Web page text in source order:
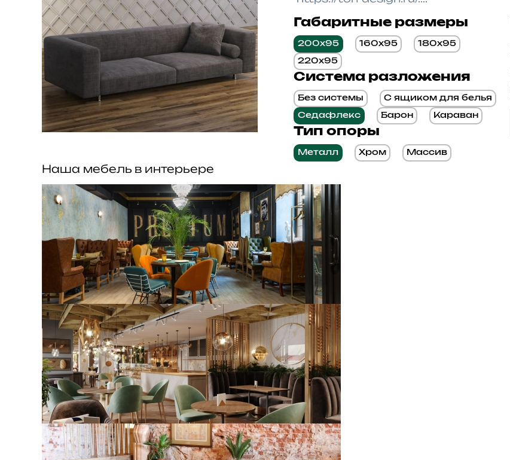
Габаритные размеры
200x95 160x95 180x95
220x95
Система разложения
Без системы С ящиком для белья
Седафлекс Барон Караван
Тип опоры
Металл Хром Массив
Наша мебель в интерьере